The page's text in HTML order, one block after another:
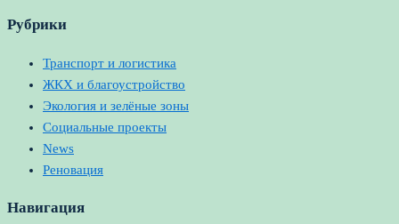
Рубрики
Транспорт и логистика
ЖКХ и благоустройство
Экология и зелёные зоны
Социальные проекты
News
Реновация
Навигация